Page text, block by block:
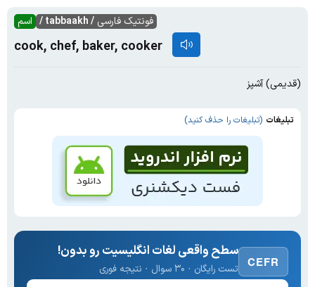
اسم فونتیک فارسی / tabbaakh /
cook, chef, baker, cooker
(قدیمی) آشپز
تبلیغات (تبلیغات را حذف کنید)
CEFR
سطح واقعی لغات انگلیسیت رو بدون!
تست رایگان · ۳۰ سوال · نتیجه فوری